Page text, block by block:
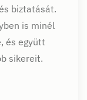
biztatását.
is minél
és együtt
sikereit.